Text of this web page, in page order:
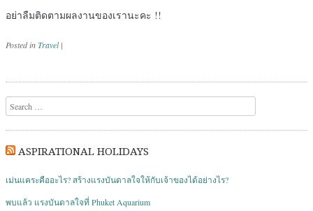
อย่าลืมติดตามผลงานของเรานะคะ !!
Posted inTravel |
Post navigation
Search
ASPIRATIONAL HOLIDAYS
เม่นแคระคืออะไร? สร้างแรงบันดาลใจให้กับเจ้าของได้อย่างไร?
พบแล้ว แรงบันดาลใจที่ Phuket Aquarium